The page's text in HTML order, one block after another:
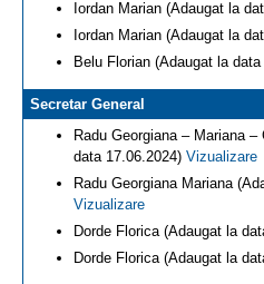
Iordan Marian (Adaugat la
Iordan Marian (Adaugat la
Belu Florian (Adaugat la
Secretar General
Radu Georgiana – Mariana
data 17.06.2024) Vizualizare
Radu Georgiana Mariana
Vizualizare
Dorde Florica (Adaugat la
Dorde Florica (Adaugat la